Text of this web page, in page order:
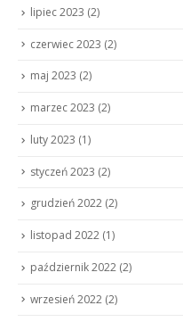
lipiec 2023 (2)
czerwiec 2023 (2)
maj 2023 (2)
marzec 2023 (2)
luty 2023 (1)
styczeń 2023 (2)
grudzień 2022 (2)
listopad 2022 (1)
październik 2022 (2)
wrzesień 2022 (2)